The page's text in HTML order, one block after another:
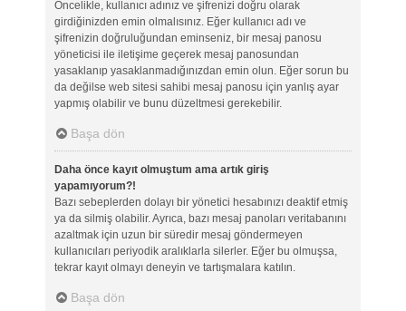
Öncelikle, kullanıcı adınız ve şifrenizi doğru olarak
girdiğinizden emin olmalısınız. Eğer kullanıcı adı ve
şifrenizin doğruluğundan eminseniz, bir mesaj panosu
yöneticisi ile iletişime geçerek mesaj panosundan
yasaklanıp yasaklanmadığınızdan emin olun. Eğer sorun bu
da değilse web sitesi sahibi mesaj panosu için yanlış ayar
yapmış olabilir ve bunu düzeltmesi gerekebilir.
Başa dön
Daha önce kayıt olmuştum ama artık giriş
yapamıyorum?!
Bazı sebeplerden dolayı bir yönetici hesabınızı deaktif etmiş
ya da silmiş olabilir. Ayrıca, bazı mesaj panoları veritabanını
azaltmak için uzun bir süredir mesaj göndermeyen
kullanıcıları periyodik aralıklarla silerler. Eğer bu olmuşsa,
tekrar kayıt olmayı deneyin ve tartışmalara katılın.
Başa dön